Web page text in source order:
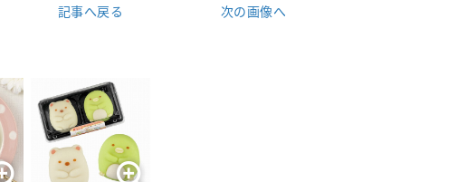
記事へ戻る 次の画像へ